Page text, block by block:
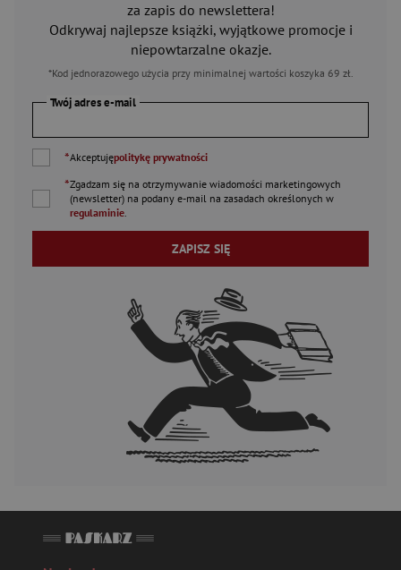
za zapis do newslettera!
Odkrywaj najlepsze książki, wyjątkowe promocje i
niepowtarzalne okazje.
*Kod jednorazowego użycia przy minimalnej wartości koszyka 69 zł.
Twój adres e-mail
*Akceptujępolitykę prywatności
*Zgadzam się na otrzymywanie wiadomości marketingowych
(newsletter) na podany e-mail na zasadach określonych w
regulaminie.
ZAPISZ SIĘ